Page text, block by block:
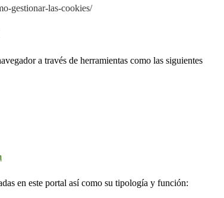
gestionar-las-cookies/
a través de herramientas como las siguientes
en este portal así como su tipología y función: